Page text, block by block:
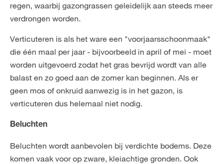
regen, waarbij gazongrassen geleidelijk aan steeds meer
verdrongen worden.
Verticuteren is als het ware een "voorjaarsschoonmaak"
die één maal per jaar - bijvoorbeeld in april of mei - moet
worden uitgevoerd zodat het gras bevrijd wordt van alle
balast en zo goed aan de zomer kan beginnen. Als er
geen mos of onkruid aanwezig is in het gazon, is
verticuteren dus helemaal niet nodig.
Beluchten
Beluchten wordt aanbevolen bij verdichte bodems. Deze
komen vaak voor op zware, kleiachtige gronden. Ook